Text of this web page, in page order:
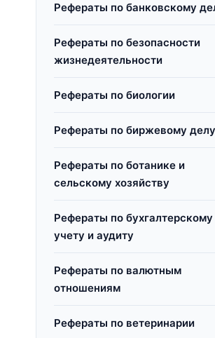
Рефераты по банковскому
Рефераты по безопасности
жизнедеятельности
Рефераты по биологии
Рефераты по биржевому делу
Рефераты по ботанике и
сельскому хозяйству
Рефераты по бухгалтерскому
учету и аудиту
Рефераты по валютным
отношениям
Рефераты по ветеринарии